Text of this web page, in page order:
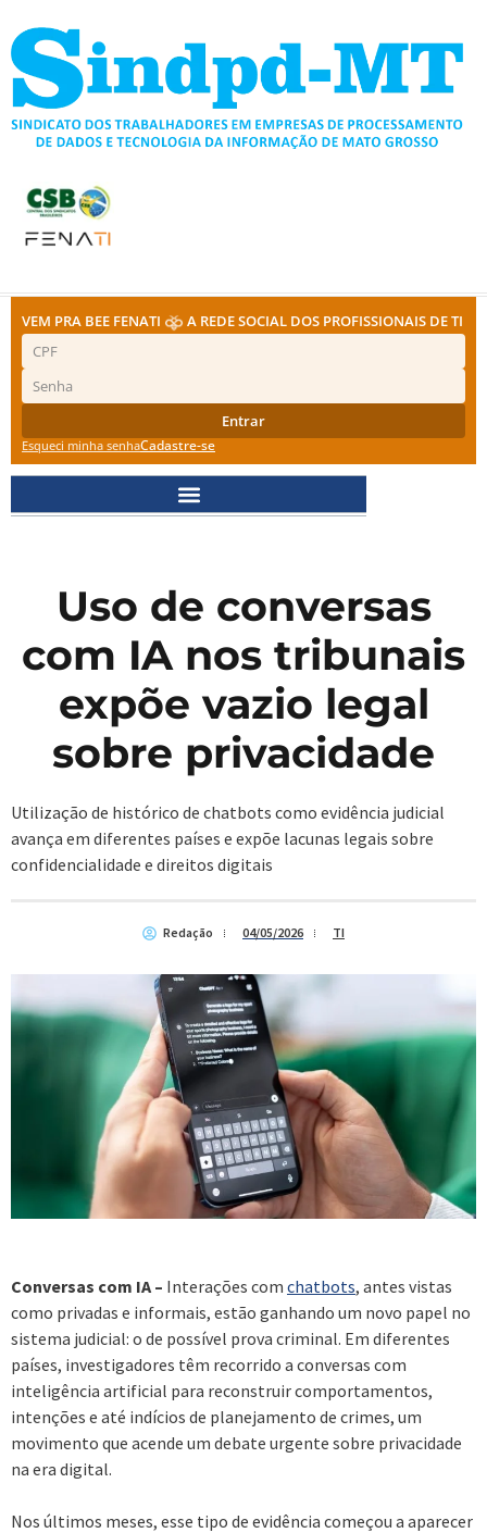
para
conteúdo
VEM PRA BEE FENATI A REDE SOCIAL DOS PROFISSIONAIS DE TI
Entrar
Esqueci minha senhaCadastre-se
Uso de conversas
com IA nos tribunais
expõe vazio legal
sobre privacidade
Utilização de histórico de chatbots como evidência judicial
avança em diferentes países e expõe lacunas legais sobre
confidencialidade e direitos digitais
Redação 04/05/2026 TI
Conversas com IA – Interações com chatbots, antes vistas
como privadas e informais, estão ganhando um novo papel no
sistema judicial: o de possível prova criminal. Em diferentes
países, investigadores têm recorrido a conversas com
inteligência artificial para reconstruir comportamentos,
intenções e até indícios de planejamento de crimes, um
movimento que acende um debate urgente sobre privacidade
na era digital.
Nos últimos meses, esse tipo de evidência começou a aparecer